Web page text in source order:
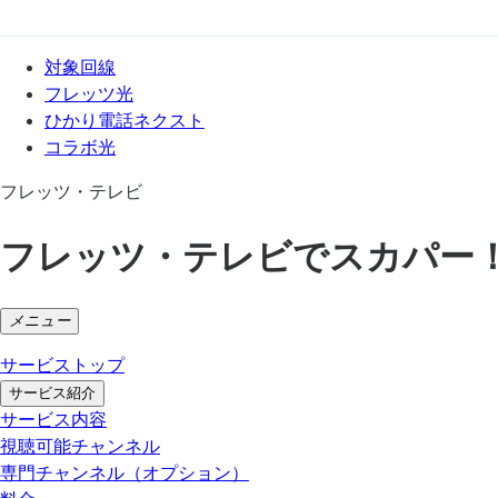
対象回線
フレッツ光
ひかり電話ネクスト
コラボ光
フレッツ・テレビ
フレッツ・テレビでスカパー！
メニュー
サービストップ
サービス紹介
サービス内容
視聴可能チャンネル
専門チャンネル（オプション）